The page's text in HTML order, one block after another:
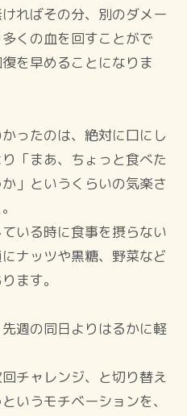
ればその分、別のダメー
くの血を回すことがで
を早めることになりま
ったのは、絶対に口にし
「まあ、ちょっと食べた
」というくらいの気楽さ
いる時に食事を摂らない
ナッツや黒糖、野菜など
ます。
週の同日よりはるかに軽
チャレンジ、と切り替え
いうモチベーションを、